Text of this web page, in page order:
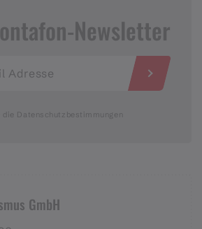
Newsletter
die Datenschutzbestimmungen
GmbH